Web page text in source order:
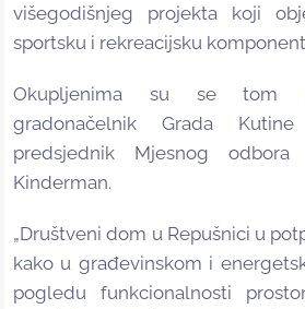
višegodišnjeg projekta koji
sportsku i rekreacijsku
Okupljenima su se tom
gradonačelnik Grada
predsjednik Mjesnog odbora
Kinderman.
„Društveni dom u Repušnici u
kako u građevinskom i
pogledu funkcionalnosti